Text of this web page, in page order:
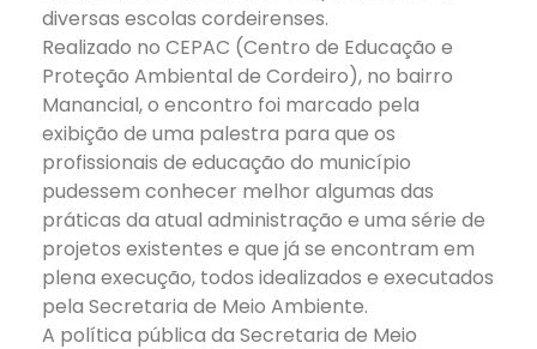
diversas escolas cordeirenses.
Realizado no CEPAC (Centro de Educação e
Proteção Ambiental de Cordeiro), no bairro
Manancial, o encontro foi marcado pela
exibição de uma palestra para que os
profissionais de educação do município
pudessem conhecer melhor algumas das
práticas da atual administração e uma série de
projetos existentes e que já se encontram em
plena execução, todos idealizados e executados
pela Secretaria de Meio Ambiente.
A política pública da Secretaria de Meio